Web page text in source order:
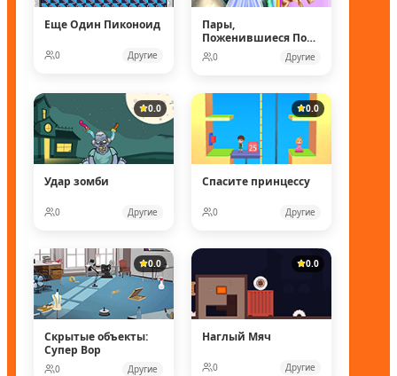
Еще Один Пиконоид
0 Другие
Пары,
Поженившиеся Под
Водой
0 Другие
0.0
Удар зомби
0 Другие
0.0
Спасите принцессу
0 Другие
0.0
Скрытые объекты:
Супер Вор
0 Другие
0.0
Наглый Мяч
0 Другие